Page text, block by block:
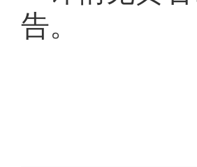
告。